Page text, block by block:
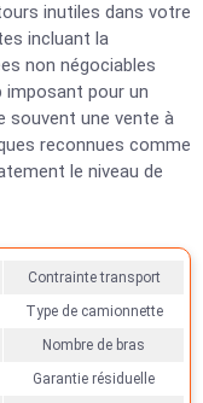
inutiles dans votre
incluant la
non négociables
imposant pour un
souvent une vente à
reconnues comme
le niveau de
Contrainte transport
Type de camionnette
Nombre de bras
Garantie résiduelle